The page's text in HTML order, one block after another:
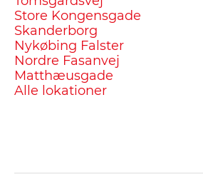
Store Kongensgade
Skanderborg
Nykøbing Falster
Nordre Fasanvej
Matthæusgade
Alle lokationer